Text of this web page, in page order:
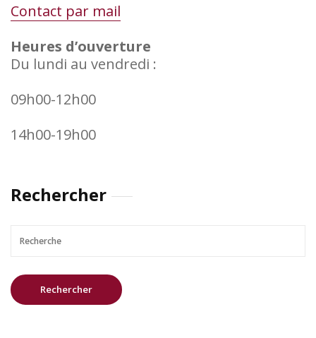
Contact par mail
Heures d’ouverture
Du lundi au vendredi :
09h00-12h00
14h00-19h00
Rechercher